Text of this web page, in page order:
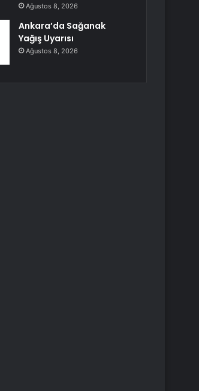
Ağustos 8, 2026
Ankara’da Sağanak
Yağış Uyarısı
Ağustos 8, 2026